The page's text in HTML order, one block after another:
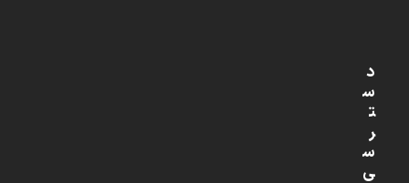
د
س
ت
ر
س
ی